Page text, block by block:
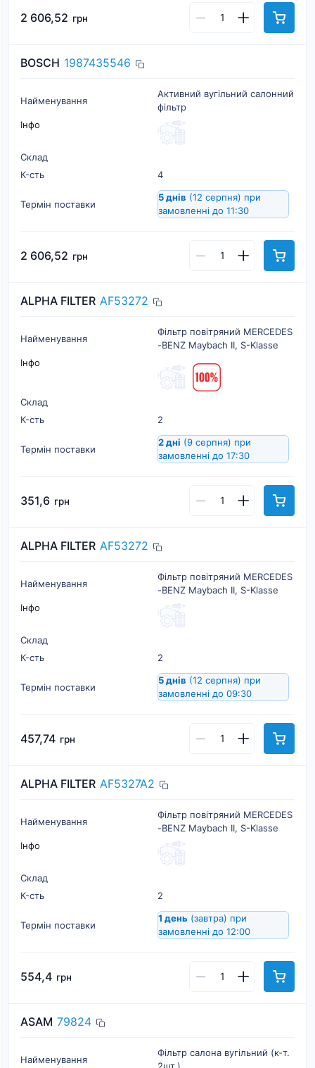
2 606,52 грн
BOSCH 1987435546
Найменування
Активний вугільний салонний
фільтр
Інфо
Склад
К-cть
4
Термін поставки
5 днів (12 серпня) при
замовленні до 11:30
2 606,52 грн
ALPHA FILTER AF53272
Найменування
Фільтр повітряний MERCEDES
-BENZ Maybach II, S-Klasse
Інфо
Склад
К-cть
2
Термін поставки
2 дні (9 серпня) при
замовленні до 17:30
351,6 грн
ALPHA FILTER AF53272
Найменування
Фільтр повітряний MERCEDES
-BENZ Maybach II, S-Klasse
Інфо
Склад
К-cть
2
Термін поставки
5 днів (12 серпня) при
замовленні до 09:30
457,74 грн
ALPHA FILTER AF5327A2
Найменування
Фільтр повітряний MERCEDES
-BENZ Maybach II, S-Klasse
Інфо
Склад
К-cть
2
Термін поставки
1 день (завтра) при
замовленні до 12:00
554,4 грн
ASAM 79824
Найменування
Фільтр салона вугільний (к-т.